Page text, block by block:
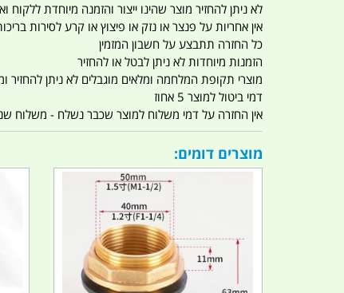
לא ניתן להחזיר מוצר שהינו ייצור והזמנה מיוחדת
אין אחריות על פנצר או נזק או פיצוץ או קרע לסירות
כל החזרה תתבצע על חשבון המזמין
הזמנות מיוחדות לא ניתן לבטל או להחזיר
מוצרי תקופת המלחמה ומלאים מוגבלים לא ניתן להחזיר
דמי ביטול למוצר 5 אחוז
אין החזרה על דמי משלוח למוצר שכבר נשלח - משלוח
מוצרים דומים: